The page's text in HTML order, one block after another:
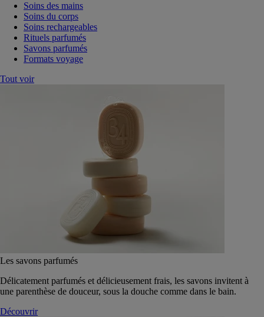
Soins des mains
Soins du corps
Soins rechargeables
Rituels parfumés
Savons parfumés
Formats voyage
Tout voir
Les savons parfumés
Délicatement parfumés et délicieusement frais, les savons invitent à
une parenthèse de douceur, sous la douche comme dans le bain.
Découvrir